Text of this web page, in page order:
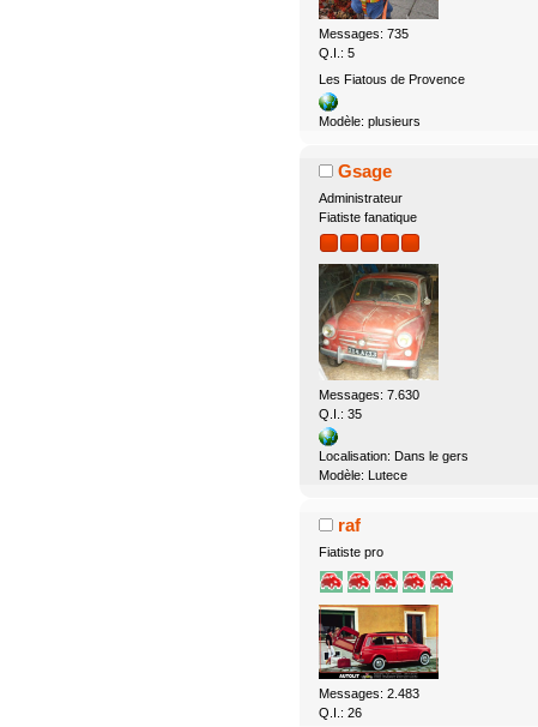
Messages: 735
Q.I.: 5
Les Fiatous de Provence
Modèle: plusieurs
Gsage
Administrateur
Fiatiste fanatique
Messages: 7.630
Q.I.: 35
Localisation: Dans le gers
Modèle: Lutece
raf
Fiatiste pro
Messages: 2.483
Q.I.: 26